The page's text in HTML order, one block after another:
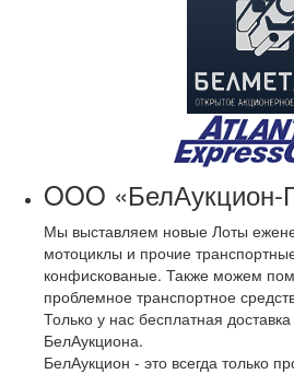
OOO «БелАукцион-
Мы выставляем новые Лоты
мотоциклы и прочие
конфискованые. Также можем
проблемное транспортное
Только у нас бесплатная
БелАукциона.
БелАукцион - это всегда только